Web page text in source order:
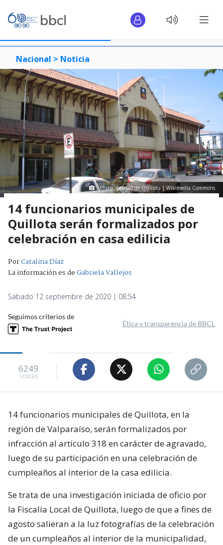
Nacional > Noticia
Municipalidad de Quillota | Wikimedia Commons
14 funcionarios municipales de
Quillota serán formalizados por
celebración en casa edilicia
PorCatalina Díaz
La información es deGabriela Vallejos
Sábado 12 septiembre de 2020 | 08:54
Seguimos criterios de
Ética y transparencia de BBCL
6249
visitas
14 funcionarios municipales de Quillota, en la
región de Valparaíso, serán formalizados por
infracción al artículo 318 en carácter de agravado,
luego de su participación en una celebración de
cumpleaños al interior de la casa edilicia.
Se trata de una investigación iniciada de oficio por
la Fiscalía Local de Quillota, luego de que a fines de
agosto salieran a la luz fotografías de la celebración
de un cumpleaños al interior de la municipalidad,